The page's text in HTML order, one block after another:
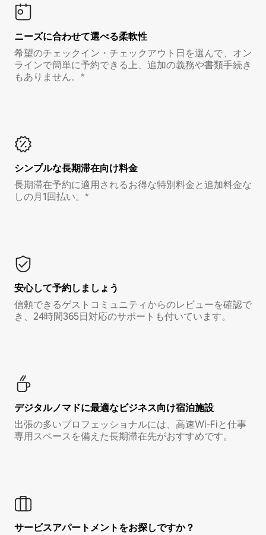
ニーズに合わせて選べる柔軟性
希望のチェックイン・チェックアウト日を選んで、オン
ラインで簡単に予約できる上、追加の義務や書類手続き
もありません。*
シンプルな長期滞在向け料金
長期滞在予約に適用されるお得な特別料金と追加料金な
しの月1回払い。*
安心して予約しましょう
信頼できるゲストコミュニティからのレビューを確認で
き、24時間365日対応のサポートも付いています。
デジタルノマド⁠に最⁠適⁠なビ⁠ジ⁠ネ⁠ス⁠向⁠け宿⁠泊⁠施⁠設
出張の多いプロフェッショナルには、高速Wi-Fiと仕事
専用スペースを備えた長期滞在先がおすすめです。
サービスアパートメントをお探しですか？